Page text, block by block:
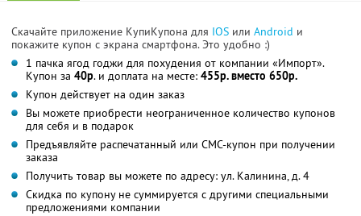
Скачайте приложение КупиКупона для IOS или Android и
покажите купон с экрана смартфона. Это удобно :)
1 пачка ягод годжи для похудения от компании «Импорт».
Купон за 40р. и доплата на месте: 455р. вместо 650р.
Купон действует на один заказ
Вы можете приобрести неограниченное количество купонов
для себя и в подарок
Предъявляйте распечатанный или СМС-купон при получении
заказа
Получить товар вы можете по адресу: ул. Калинина, д. 4
Скидка по купону не суммируется с другими специальными
предложениями компании